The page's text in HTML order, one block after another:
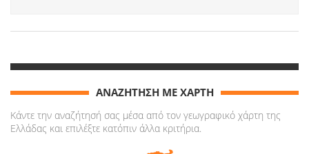
ΑΝΑΖΗΤΗΣΗ ΜΕ ΧΑΡΤΗ
Κάντε την αναζήτησή σας μέσα από τον γεωγραφικό χάρτη της
Ελλάδας και επιλέξτε κατόπιν άλλα κριτήρια.